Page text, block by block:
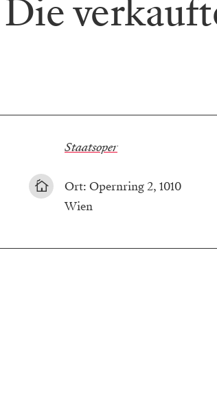
Staatsoper
Ort: Opernring 2, 1010
Wien